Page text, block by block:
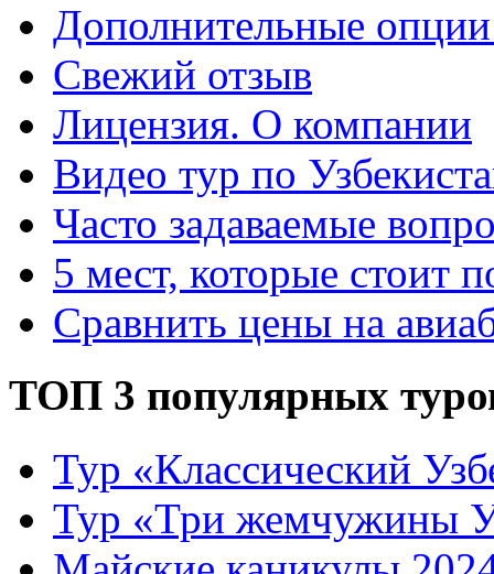
Дополнительные
Свежий отзыв
Лицензия. О компании
Видео тур по
Часто задаваемые
5 мест, которые стоит
Сравнить цены на
ТОП 3 популярных
Тур «Классический
Тур «Три жемчужины